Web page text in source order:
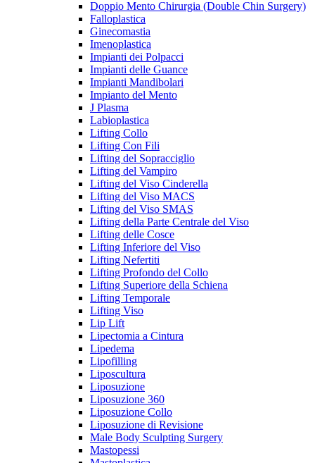
Doppio Mento Chirurgia (Double Chin Surgery)
Falloplastica
Ginecomastia
Imenoplastica
Impianti dei Polpacci
Impianti delle Guance
Impianti Mandibolari
Impianto del Mento
J Plasma
Labioplastica
Lifting Collo
Lifting Con Fili
Lifting del Sopracciglio
Lifting del Vampiro
Lifting del Viso Cinderella
Lifting del Viso MACS
Lifting del Viso SMAS
Lifting della Parte Centrale del Viso
Lifting delle Cosce
Lifting Inferiore del Viso
Lifting Nefertiti
Lifting Profondo del Collo
Lifting Superiore della Schiena
Lifting Temporale
Lifting Viso
Lip Lift
Lipectomia a Cintura
Lipedema
Lipofilling
Liposcultura
Liposuzione
Liposuzione 360
Liposuzione Collo
Liposuzione di Revisione
Male Body Sculpting Surgery
Mastopessi